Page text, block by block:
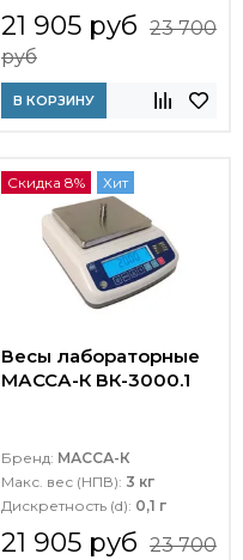
21 905 руб 23 700
руб
В КОРЗИНУ
Скидка 8% Хит
Весы лабораторные
МАССА-К ВК-3000.1
Бренд: МАССА-К
Макс. вес (НПВ): 3 кг
Дискретность (d): 0,1 г
21 905 руб 23 700